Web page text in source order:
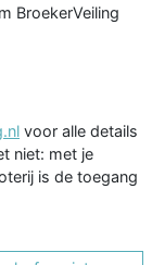
BroekerVeiling
voor alle details
niet: met je
is de toegang